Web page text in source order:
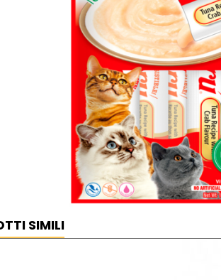
Churu Ricetta di tonno con granchio
⦿ MIGLIOR PREZZO GARANTITO ⦿ SPEDIZIONE
SIMILI